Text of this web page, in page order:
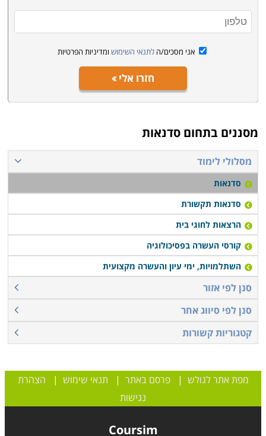
אני מסכים/ה לתנאי השימוש ומדיניות הפרטיות
חזרו אלי
מסננים בתחום סדנאות
מסלולי לימוד
סדנאות
סדנאות תקשורת
הרצאות לחוגי בית
קורסי העשרה בפסיכולוגיה
השתלמויות, ימי עיון והעשרה מקצועית
סנן לפי אזור
סנן לפי סיווג אחר
קטגוריות קשורות
מפת אתר לגולש |פרסם באתר | תנאי שימוש | הצהרת
נגישות
Coursim